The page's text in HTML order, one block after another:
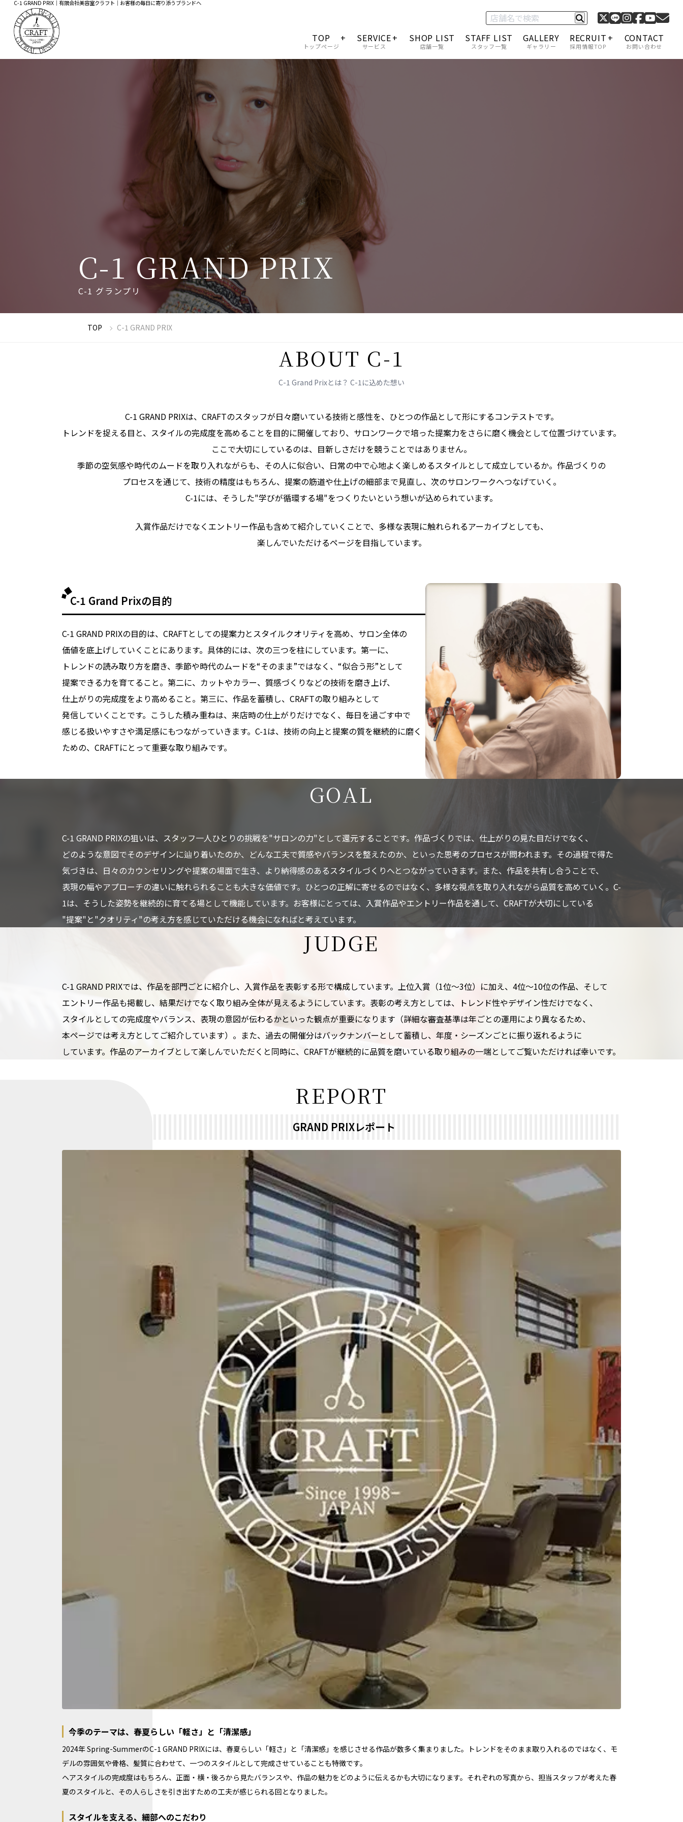
C-1 GRAND PRIX｜有限会社美容室クラフト｜お客様の毎日に寄り添うブランドへ
TOP
トップページ
会社概要
サロンクオリティー
SERVICE
サービス
料金一覧
SHOP LIST
店舗一覧
STAFF LIST
スタッフ一覧
GALLERY
ギャラリー
C-1 グランプリ
RECRUIT
採用情報TOP
採用情報一覧
CONTACT
お問い合わせ
C-1 GRAND PRIX
C-1 グ ラ ンプ リ
TOP C-1 GRAND PRIX
ABOUT C-1
C-1 Grand Prixとは？ C-1に込めた想い
C-1 GRAND PRIXは、 CRAFTのスタッフが日々磨いている技術と感性を、 ひとつの作品と して形にするコンテストです。
トレンドを捉える目と、 スタイルの完成度を高めることを目的に開催しており、 サロンワークで培った提案力をさらに磨く機会と して位置づけています。
ここで大切にしているのは、 目新しさだけを競う ことではありません。
季節の空気感や時代のムードを取り入れながらも、 その人に似合い、 日常の中で心地よく楽しめるスタイルと して成立しているか。 作品づくりの
プロセスを通じて、 技術の精度はもちろん、 提案の筋道や仕上げの細部まで見直し、 次のサロンワークへつなげていく。
C-1には、 そうした"学びが循環する場"をつくりたいと いう想いが込められています。
入賞作品だけでなく エントリー作品も含めて紹介していく ことで、 多様な表現に触れられるアーカイブと しても、
楽しんでいただけるページを目指しています。
C-1 Grand Prixの目的
C-1 GRAND PRIXの目的は、 CRAFTと しての提案力とスタイルクオリティを高め、 サロン全体の
価値を底上げしていく ことにあります。 具体的には、 次の三つを柱にしています。 第一に、
トレンドの読み取り方を磨き、 季節や時代のムードを“そのまま”ではなく、 “似合う形”と して
提案できる力を育てること。 第二に、 カットやカラー、 質感づくりなどの技術を磨き上げ、
仕上がりの完成度をより高めること。 第三に、 作品を蓄積し、 CRAFTの取り組みと して
発信していく ことです。 こうした積み重ねは、 来店時の仕上がりだけでなく、 毎日を過ごす中で
感じる扱いやすさや満足感にもつながっていきます。 C-1は、 技術の向上と提案の質を継続的に磨く
ための、 CRAFTにとって重要な取り組みです。
GOAL
C-1 GRAND PRIXの狙いは、 スタッフ一人ひとりの挑戦を"サロンの力"と して還元する ことです。 作品づくりでは、 仕上がりの見た目だけでなく、
どのような意図でそのデザインに辿り着いたのか、 どんな工夫で質感やバランスを整えたのか、といった思考のプロセスが問われます。 その過程で得た
気づきは、 日々のカウンセリングや提案の場面で生き、 より納得感のあるスタイルづくりへとつながっていきます。 また、 作品を共有し合う ことで、
表現の幅やアプローチの違いに触れられる ことも大きな価値です。 ひとつの正解に寄せるのではなく、 多様な視点を取り入れながら品質を高めていく。 C-
1は、 そうした姿勢を継続的に育てる場と して機能しています。 お客様にとっては、 入賞作品やエントリー作品を通して、 CRAFTが大切に している
"提案"と"クオリティ"の考え方を感じていただける機会になればと考えています。
JUDGE
C-1 GRAND PRIXでは、 作品を部門ごとに紹介し、 入賞作品を表彰する形で構成しています。 上位入賞 （1位〜3位）に加え、 4位〜10位の作品、 そして
エントリー作品も掲載し、 結果だけでなく取り組み全体が見えるようにしています。 表彰の考え方と しては、 トレンド性やデザイン性だけでなく、
スタイルと しての完成度やバランス、 表現の意図が伝わるかと いった観点が重要になります （詳細な審査基準は年ごとの運用により異なるため、
本ページでは考え方と してご紹介しています）。 また、 過去の開催分はバックナンバーと して蓄積し、 年度・シーズンごとに振り返れるように
しています。 作品のアーカイブと して楽しんでいただくと同時に、 CRAFTが継続的に品質を磨いている取り組みの一端と してご覧いただければ幸いです。
REPORT
GRAND PRIXレポート
今季のテーマは、春夏らしい「軽さ」と「清潔感」
2024年 Spring-SummerのC-1 GRAND PRIXには、春夏らしい「軽さ」と「清潔感」を感じさせる作品が数多く集まりました。トレンドをそのまま取り入れるのではなく、モ
デルの雰囲気や骨格、髪質に合わせて、一つのスタイルとして完成させていることも特徴です。
ヘアスタイルの完成度はもちろん、正面・横・後ろから見たバランスや、作品の魅力をどのように伝えるかも大切になります。それぞれの写真から、担当スタッフが考えた春
夏のスタイルと、その人らしさを引き出すための工夫が感じられる回となりました。
スタイルを支える、細部へのこだわり